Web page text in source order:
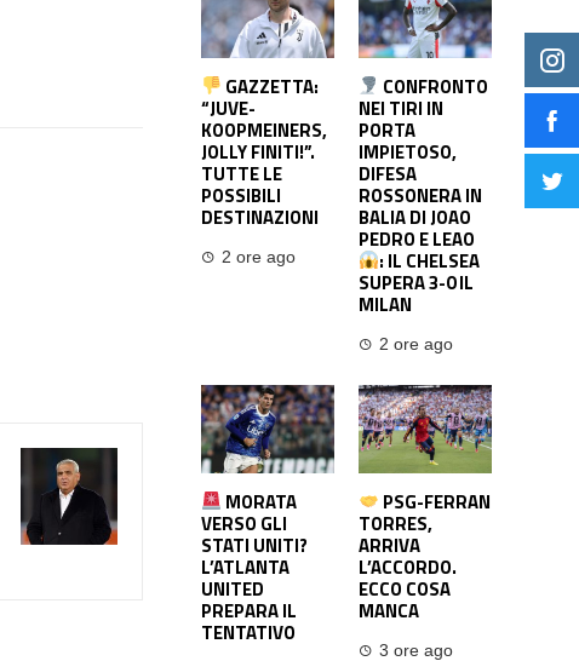
GAZZETTA:
“JUVE-
KOOPMEINERS,
JOLLY FINITI!”.
TUTTE LE
POSSIBILI
DESTINAZIONI
2 ore ago
CONFRONTO
NEI TIRI IN
PORTA
IMPIETOSO,
DIFESA
ROSSONERA IN
BALIA DI JOAO
PEDRO E LEAO
: IL CHELSEA
SUPERA 3-0 IL
MILAN
2 ore ago
MORATA
VERSO GLI
STATI UNITI?
L’ATLANTA
UNITED
PREPARA IL
TENTATIVO
PSG-FERRAN
TORRES,
ARRIVA
L’ACCORDO.
ECCO COSA
MANCA
3 ore ago